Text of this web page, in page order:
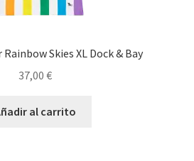
Skies XL Dock & Bay
37,00 €
al carrito